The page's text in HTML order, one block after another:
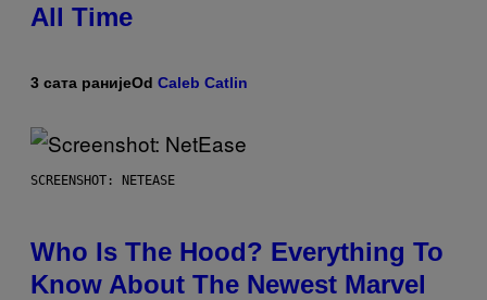
All Time
3 сата ранијеOd Caleb Catlin
SCREENSHOT: NETEASE
Who Is The Hood? Everything To
Know About The Newest Marvel